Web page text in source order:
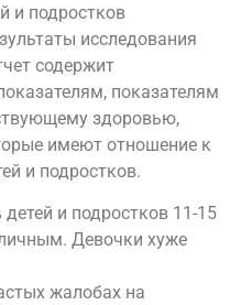
и подростков
исследования
содержит
показателям
здоровью,
имеют отношение к
и подростков.
и подростков 11-15
Девочки хуже
жалобах на